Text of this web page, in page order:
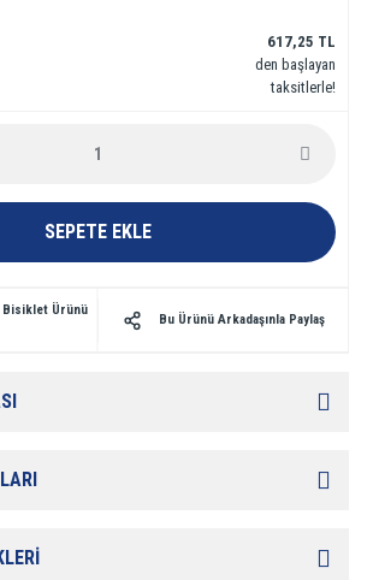
617,25 TL
den başlayan
taksitlerle!
SEPETE EKLE
Bisiklet Ürünü
Bu Ürünü Arkadaşınla Paylaş